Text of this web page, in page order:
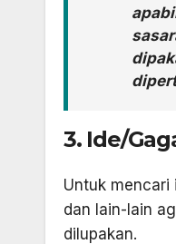
3. Ide/
Untuk
dan lain-lain
dilupakan.